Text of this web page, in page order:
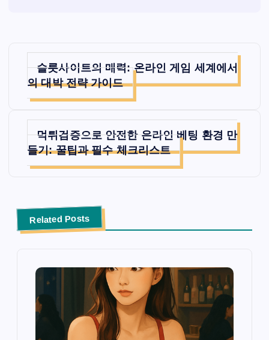
탐
색
슬롯사이트의 매력: 온라인 게임 세계에서
의 대박 전략 가이드
먹튀검증으로 안전한 온라인 베팅 환경 만
들기: 꿀팁과 필수 체크리스트
Related Posts